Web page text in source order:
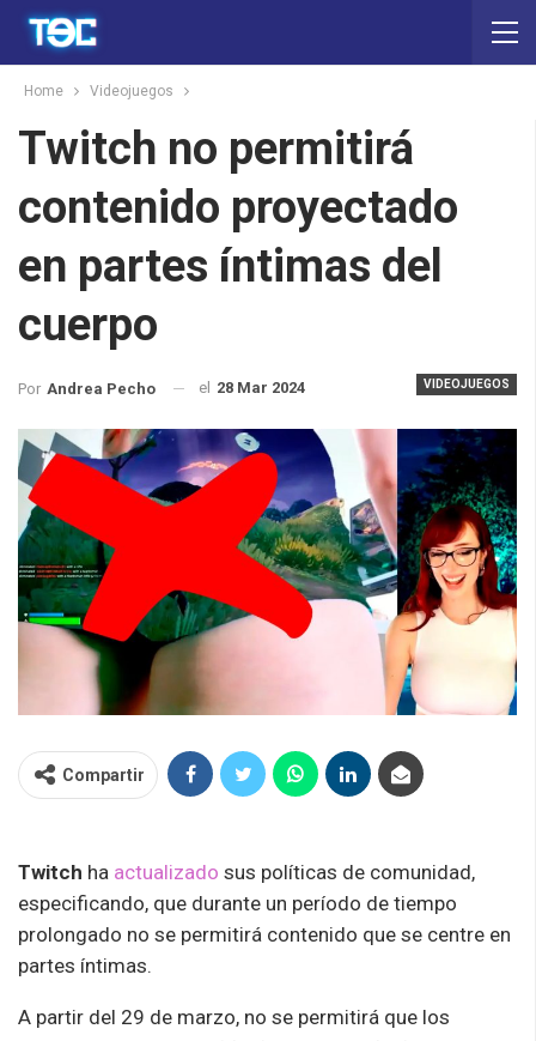
Home Videojuegos
Twitch no permitirá
contenido proyectado
en partes íntimas del
cuerpo
VIDEOJUEGOS
Por Andrea Pecho el 28 Mar 2024
Compartir
Twitch ha actualizado sus políticas de comunidad,
especificando, que durante un período de tiempo
prolongado no se permitirá contenido que se centre en
partes íntimas.
A partir del 29 de marzo, no se permitirá que los